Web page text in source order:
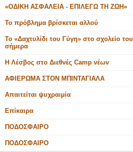
«ΟΔΙΚΗ ΑΣΦΑΛΕΙΑ - ΕΠΙΛΕΓΩ ΤΗ ΖΩΗ»
Το πρόβλημα βρίσκεται αλλού
Το «Δαχτυλίδι του Γύγη» στο σχολείο του
σήμερα
Η Λέσβος στο Διεθνές Camp νέων
ΑΦΙΕΡΩΜΑ ΣΤΟΝ ΜΠΙΝΤΑΓΙΑΛΑ
Απαιτείται ψυχραιμία
Επίκαιρα
ΠΟΔΟΣΦΑΙΡΟ
ΠΟΔΟΣΦΑΙΡΟ